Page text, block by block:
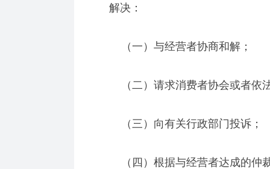
解决：
（一）与经营者协商和解；
（二）请求消费者协会或者依
（三）向有关行政部门投诉；
（四）根据与经营者达成的仲